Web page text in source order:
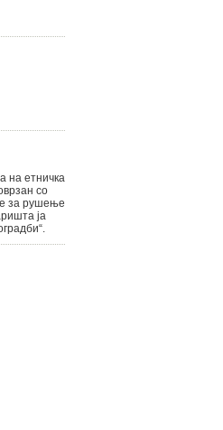
на етничка
со
е за рушење
ја